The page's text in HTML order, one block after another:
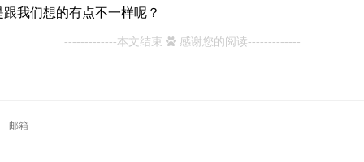
我们想的有点不一样呢？
-------------本文结束 感谢您的阅读-------------